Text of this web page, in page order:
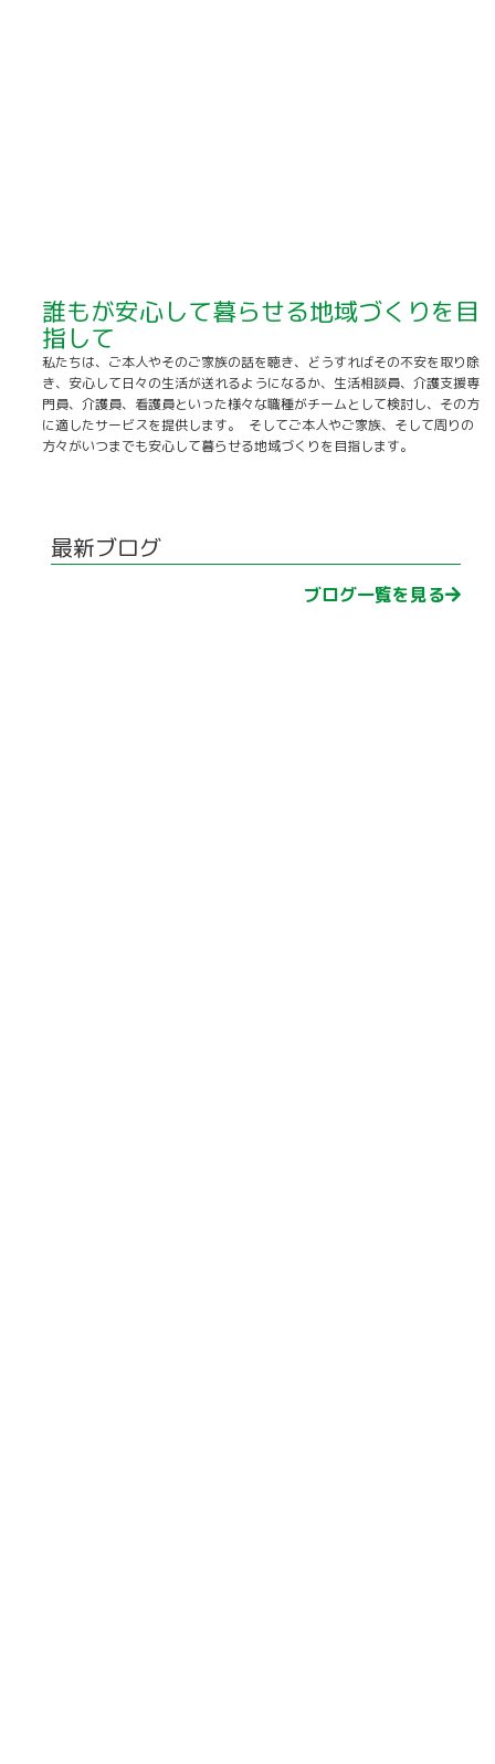
誰もが安心して暮らせる地域づくりを目
指して
私たちは、ご本人やそのご家族の話を聴き、どうすればその不安を取り除
き、安心して日々の生活が送れるようになるか、生活相談員、介護支援専
門員、介護員、看護員といった様々な職種がチームとして検討し、その方
に適したサービスを提供します。 そしてご本人やご家族、そして周りの
方々がいつまでも安心して暮らせる地域づくりを目指します。
最新ブログ
ブログ一覧を見る